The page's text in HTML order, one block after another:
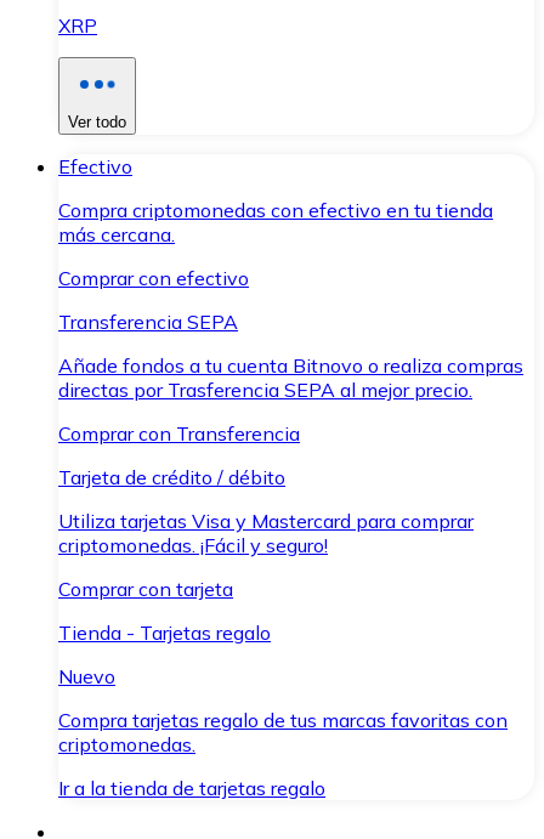
XRP
Ver todo
Efectivo
Compra criptomonedas con efectivo en tu tienda
más cercana.
Comprar con efectivo
Transferencia SEPA
Añade fondos a tu cuenta Bitnovo o realiza compras
directas por Trasferencia SEPA al mejor precio.
Comprar con Transferencia
Tarjeta de crédito / débito
Utiliza tarjetas Visa y Mastercard para comprar
criptomonedas. ¡Fácil y seguro!
Comprar con tarjeta
Tienda - Tarjetas regalo
Nuevo
Compra tarjetas regalo de tus marcas favoritas con
criptomonedas.
Ir a la tienda de tarjetas regalo